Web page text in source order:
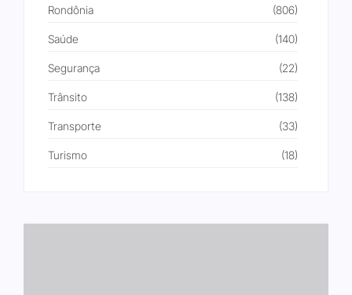
Rondônia (806)
Saúde (140)
Segurança (22)
Trânsito (138)
Transporte (33)
Turismo (18)